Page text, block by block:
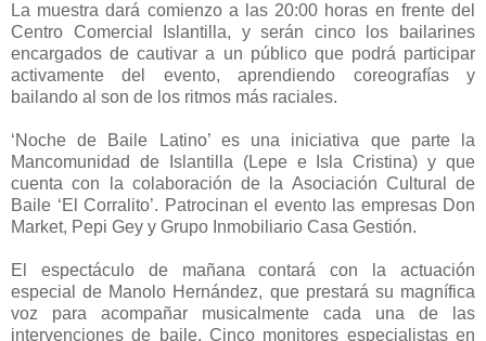
La muestra dará comienzo a las 20:00 horas en frente del
Centro Comercial Islantilla, y serán cinco los bailarines
encargados de cautivar a un público que podrá participar
activamente del evento, aprendiendo coreografías y
bailando al son de los ritmos más raciales.
‘Noche de Baile Latino’ es una iniciativa que parte la
Mancomunidad de Islantilla (Lepe e Isla Cristina) y que
cuenta con la colaboración de la Asociación Cultural de
Baile ‘El Corralito’. Patrocinan el evento las empresas Don
Market, Pepi Gey y Grupo Inmobiliario Casa Gestión.
El espectáculo de mañana contará con la actuación
especial de Manolo Hernández, que prestará su magnífica
voz para acompañar musicalmente cada una de las
intervenciones de baile. Cinco monitores especialistas en